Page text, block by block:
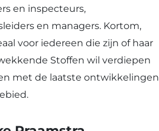
en inspecteurs,
en managers. Kortom,
voor iedereen die zijn of haar
Stoffen wil verdiepen
met de laatste ontwikkelingen